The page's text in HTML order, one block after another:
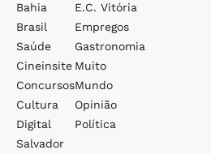
Bahia
Brasil
Saúde
Cineinsite
Concursos
Cultura
Digital
Salvador
E.c. Vitória
Empregos
Gastronomia
Muito
Mundo
Opinião
Política